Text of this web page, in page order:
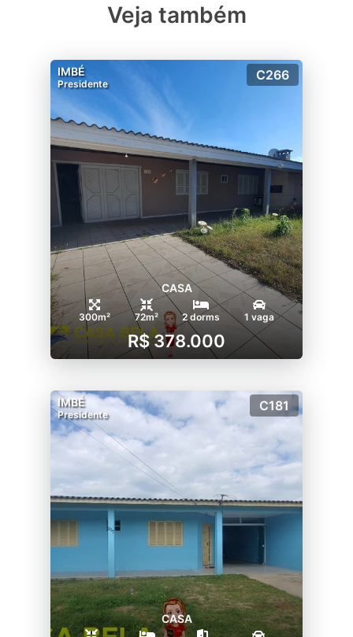
Veja também
IMBÉ
Presidente
C266
CASA
300m² 72m² 2 dorms 1 vaga
R$ 378.000
IMBÉ
Presidente
C181
CASA